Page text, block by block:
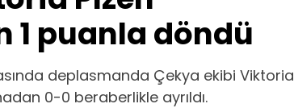
1 puanla döndü
deplasmanda Çekya ekibi Viktoria
0-0 beraberlikle ayrıldı.